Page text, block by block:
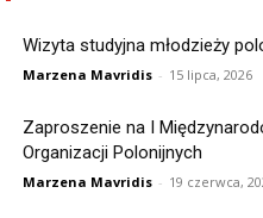
Wizyta studyjna młodzieży
Marzena Mavridis - 15 lipca, 2026
Zaproszenie na I
Organizacji Polonijnych
Marzena Mavridis - 19 czerwca,